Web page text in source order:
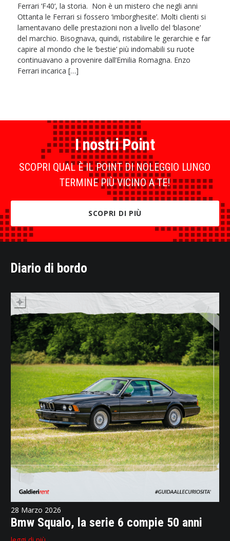
Ferrari ‘F40‘, la storia. Non è un mistero che negli anni
Ottanta le Ferrari si fossero ‘imborghesite’. Molti clienti si
lamentavano delle prestazioni non a livello del ‘blasone’
del marchio. Bisognava, quindi, ristabilire le gerarchie e far
capire al mondo che le ‘bestie’ più indomabili su ruote
continuavano a provenire dall’Emilia Romagna. Enzo
Ferrari incarica […]
I nostri Point
SCOPRI QUAL È IL POINT DI NOLEGGIO LUNGO
TERMINE PIÙ VICINO A TE!
SCOPRI DI PIÙ
Diario di bordo
28 Marzo 2026
Bmw Squalo, la serie 6 compie 50 anni